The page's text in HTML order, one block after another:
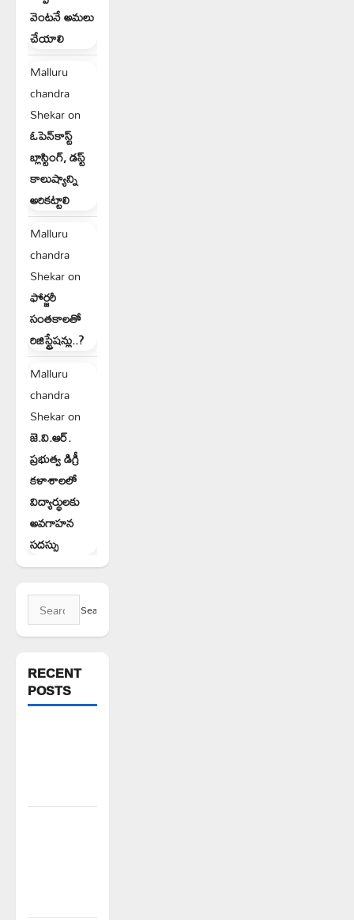
వెంటనే అమలు
చేయాలి
Malluru
chandra
Shekaron
ఓపెన్‌కాస్ట్
బ్లాస్టింగ్, డస్ట్
కాలుష్యాన్ని
అరికట్టాలి
Malluru
chandra
Shekaron
ఫోర్జరీ
సంతకాలతో
రిజిస్ట్రేషన్లు..?
Malluru
chandra
Shekaron
జె.వి.ఆర్.
ప్రభుత్వ డిగ్రీ
కళాశాలలో
విద్యార్థులకు
అవగాహన
సదస్సు
Search
for:
RECENT
POSTS